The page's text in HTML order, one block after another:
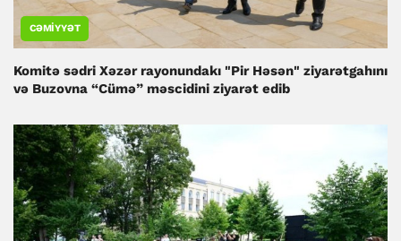
CƏMIYYƏT
Komitə sədri Xəzər rayonundakı "Pir Həsən" ziyarətgahını
və Buzovna “Cümə” məscidini ziyarət edib